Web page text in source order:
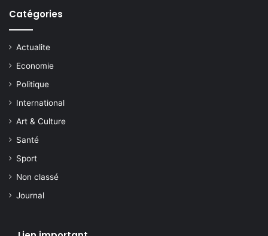
Catégories
Actualite
Economie
Politique
International
Art & Culture
Santé
Sport
Non classé
Journal